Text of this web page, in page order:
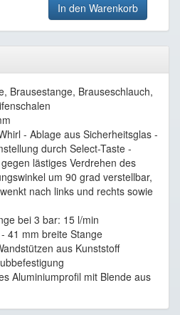
In den Warenkorb
Brausestange, Brauseschlauch,
- Ablage aus Sicherheitsglas -
durch Select-Taste -
lästiges Verdrehen des
um 90 grad verstellbar,
nach links und rechts sowie
bei 3 bar: 15 l/min
41 mm breite Stange
aus Kunststoff
Aluminiumprofil mit Blende aus